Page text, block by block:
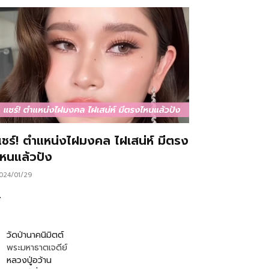
ร์! ตำแหน่งไฝมงคล ไฝเสน่ห์ มีตรง
นแล้วปัง
01/29
วัดป่านาคนิมิตต์
พระมหาธาตเจดีย์
หลวงปู่อว้าน